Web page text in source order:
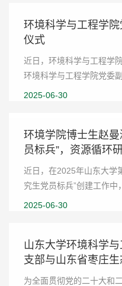
环境科学与工程学
仪式
近日，环境科学与工程学
环境科学与工程学院党委
党员代表及全体新党员参
2025-06-30
环境学院博士生赵
员标兵”，资源循环
近日，在2025年山东大学
究生党员标兵”创建工作中
培养单位党委推荐和材料
2025-06-30
山东大学环境科学
支部与山东省枣庄
为全面贯彻党的二十大和